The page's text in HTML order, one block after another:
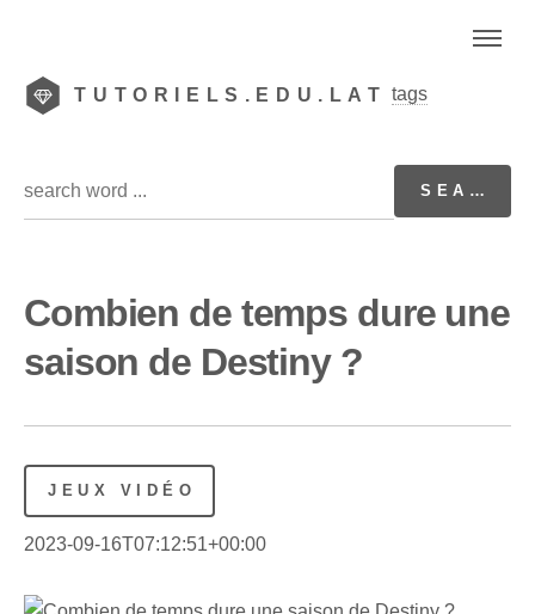
TUTORIELS.EDU.LAT tags
Combien de temps dure une
saison de Destiny ?
JEUX VIDÉO
2023-09-16T07:12:51+00:00